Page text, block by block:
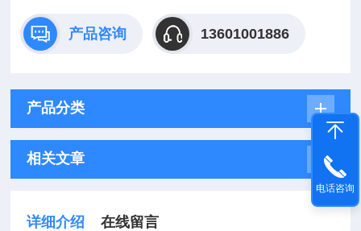
产品咨询 13601001886
产品分类
相关文章
详细介绍 在线留言
电话咨询